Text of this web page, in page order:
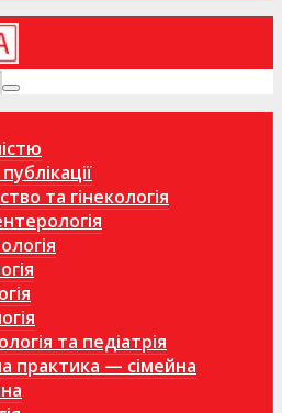
та гінекологія
та педіатрія
практика — сімейна